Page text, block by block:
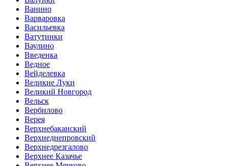
Ванино
Варваровка
Васильевка
Ватутинки
Ваулино
Введенка
Ведное
Вейделевка
Великие Луки
Великий Новгород
Вельск
Вербилово
Верея
Верхнебаканский
Верхнеднепровский
Верхнедрезгалово
Верхнее Казачье